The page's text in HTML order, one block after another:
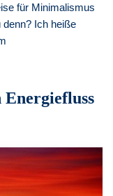
für Minimalismus
Ich heiße